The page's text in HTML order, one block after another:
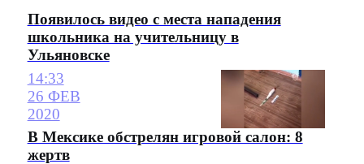
Появилось видео с места нападения
школьника на учительницу в
Ульяновске
14:33
26 ФЕВ
2020
В Мексике обстрелян игровой салон: 8
жертв